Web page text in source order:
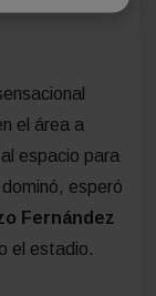
el área a
espacio para
esperó
Fernández
el estadio.